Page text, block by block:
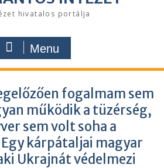
hivatalos portálja
Menu
fogalmam sem
működik a tüzérség,
sem volt soha a
kárpátaljai magyar
Ukrajnát védelmezi